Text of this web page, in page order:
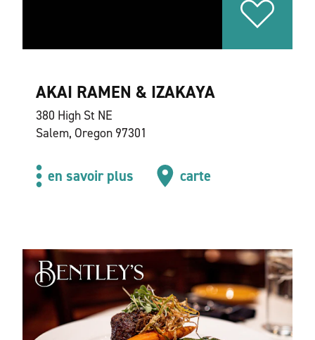
AKAI RAMEN & IZAKAYA
380 High St NE
Salem, Oregon 97301
en savoir plus carte